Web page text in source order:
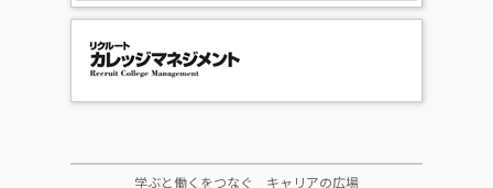
学ぶと働くをつなぐ キャリアの広場